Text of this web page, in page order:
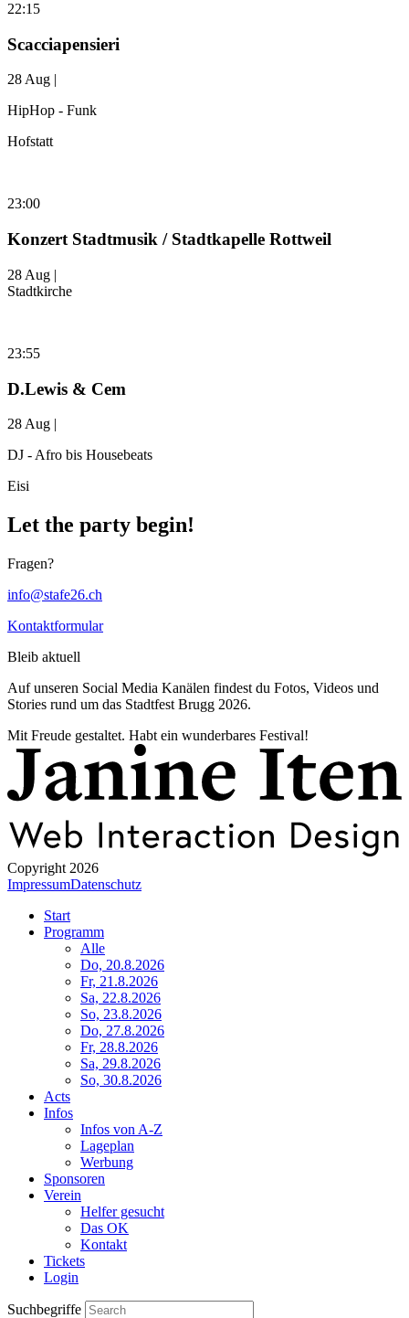
22:15
Scacciapensieri
28 Aug |
HipHop - Funk
Hofstatt
23:00
Konzert Stadtmusik / Stadtkapelle Rottweil
28 Aug |
Stadtkirche
23:55
D.Lewis & Cem
28 Aug |
DJ - Afro bis Housebeats
Eisi
Let the party begin!
Fragen?
info@stafe26.ch
Kontaktformular
Bleib aktuell
Auf unseren Social Media Kanälen findest du Fotos, Videos und
Stories rund um das Stadtfest Brugg 2026.
Mit Freude gestaltet. Habt ein wunderbares Festival!
Copyright 2026
ImpressumDatenschutz
Start
Programm
Alle
Do, 20.8.2026
Fr, 21.8.2026
Sa, 22.8.2026
So, 23.8.2026
Do, 27.8.2026
Fr, 28.8.2026
Sa, 29.8.2026
So, 30.8.2026
Acts
Infos
Infos von A-Z
Lageplan
Werbung
Sponsoren
Verein
Helfer gesucht
Das OK
Kontakt
Tickets
Login
Suchbegriffe